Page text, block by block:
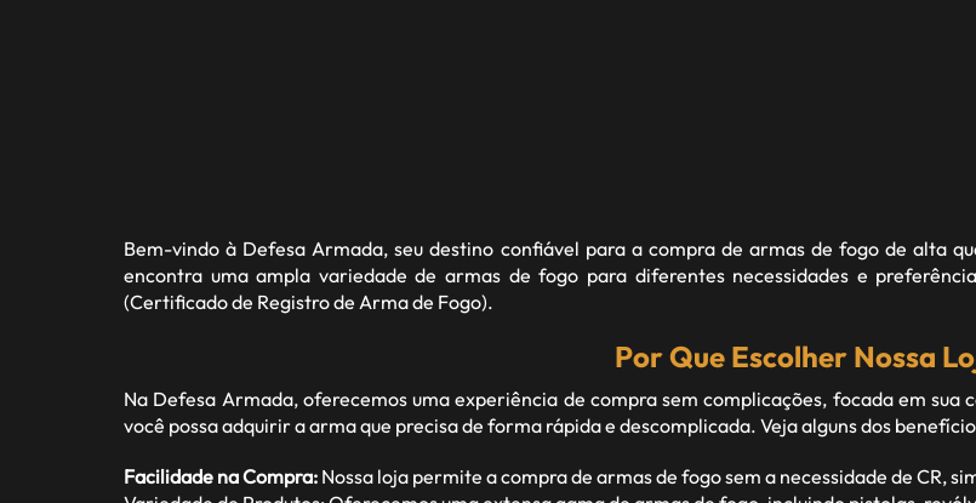
Bem-vindo à Defesa Armada, seu destino confiável para a compra de armas de fogo de alta
encontra uma ampla variedade de armas de fogo para diferentes necessidades e
(Certificado de Registro de Arma de Fogo).
Por Que Escolher Nossa
Na Defesa Armada, oferecemos uma experiência de compra sem complicações, focada em sua
você possa adquirir a arma que precisa de forma rápida e descomplicada. Veja alguns dos
Facilidade na Compra: Nossa loja permite a compra de armas de fogo sem a necessidade de CR,